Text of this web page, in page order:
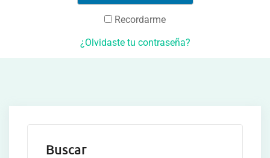
Recordarme
¿Olvidaste tu contraseña?
Buscar